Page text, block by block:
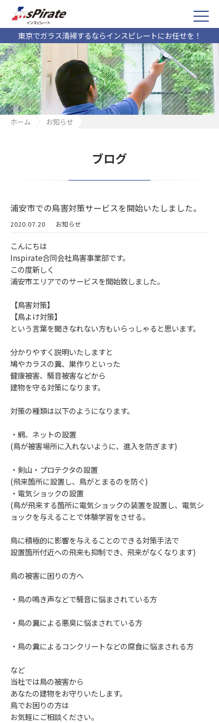
東京でガラス清掃するならインスピレートにお任せを！
ホーム
お知らせ
ブログ
浦安市での鳥害対策サービスを開始いたしました。
2020.07.20 お知らせ
こんにちは
Inspirate合同会社鳥害事業部です。
この度新しく
浦安市エリアでのサービスを開始致しました。
【鳥害対策】
【鳥よけ対策】
という言葉を聞きなれない方もいらっしゃると思います。
分かりやすく説明いたしますと
鳩やカラスの糞、巣作りといった
健康被害、騒音被害などから
建物を守る対策になります。
対策の種類は以下のようになります。
・網、ネットの設置
(鳥が被害場所に入れないように、進入を防ぎます)
・剣山・プロテクタの設置
(飛来箇所に設置し、鳥がとまるのを防ぐ)
・電気ショックの設置
(鳥が飛来する箇所に電気ショックの装置を設置し、電気シ
ョックを与えることで体験学習をさせる。
鳥に積極的に影響を与えることのできる対策手法で
設置箇所付近への飛来も抑制でき、飛来がなくなります)
鳥の被害に困りの方へ
・鳥の鳴き声などで騒音に悩まされている方
・鳥の糞による悪臭に悩まされている方
・鳥の糞によるコンクリートなどの腐食に悩まされる方
など
当社では鳥の被害から
あなたの建物をお守りいたします。
鳥でお困りの方は
お気軽にご相談ください。